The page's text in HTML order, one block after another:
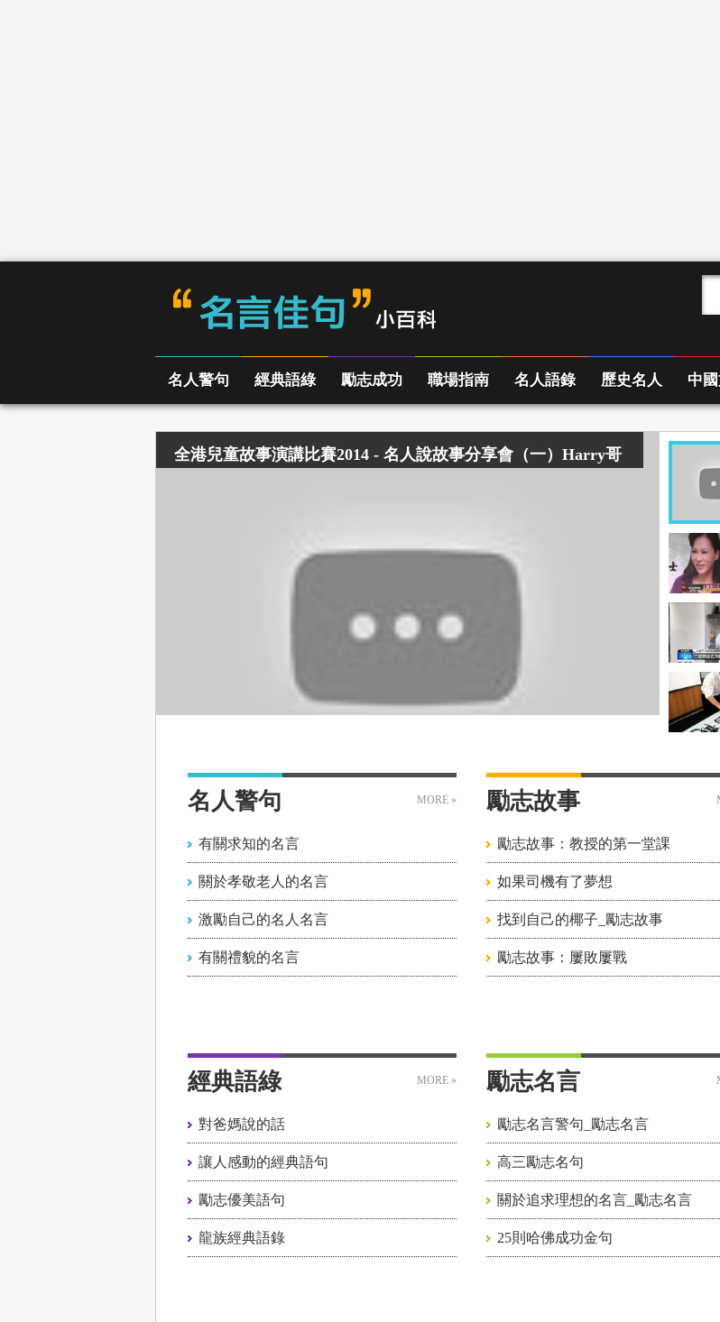
名人警句 經典語綠 勵志成功 職場指南 名人語錄 歷史名人 中
全港兒童故事演講比賽2014 - 名人說故事分享會（一）Harry哥
名人警句 MORE »
有關求知的名言
關於孝敬老人的名言
激勵自己的名人名言
有關禮貌的名言
勵志故事
勵志故事：教授的第一堂課
如果司機有了夢想
找到自己的椰子_勵志故事
勵志故事：屢敗屢戰
經典語綠 MORE »
對爸媽說的話
讓人感動的經典語句
勵志優美語句
龍族經典語錄
勵志名言
勵志名言警句_勵志名言
高三勵志名句
關於追求理想的名言_勵志名言
25則哈佛成功金句